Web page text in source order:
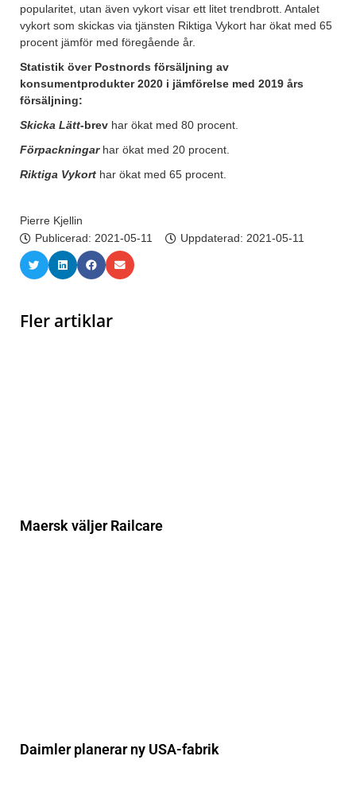
popularitet, utan även vykort visar ett litet trendbrott. Antalet
vykort som skickas via tjänsten Riktiga Vykort har ökat med 65
procent jämför med föregående år.
Statistik över Postnords försäljning av
konsumentprodukter 2020 i jämförelse med 2019 års
försäljning:
Skicka Lätt-brev har ökat med 80 procent.
Förpackningarhar ökat med 20 procent.
Riktiga Vykort har ökat med 65 procent.
Pierre Kjellin
Publicerad: 2021-05-11 Uppdaterad: 2021-05-11
Fler artiklar
Maersk väljer Railcare
Daimler planerar ny USA-fabrik